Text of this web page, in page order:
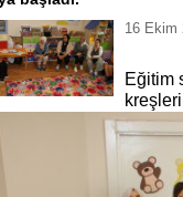
16 Ekim
Eğitim